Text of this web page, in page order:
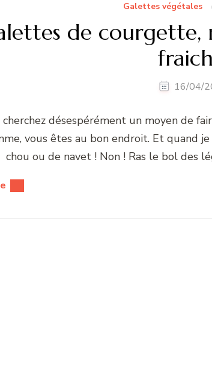
Galettes végétales
de
16/04/
cherchez désespérément un moyen de
vous êtes au bon endroit. Et quand je
chou ou de navet ! Non ! Ras le bol des